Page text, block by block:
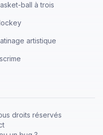
ball à trois
artistique
droits réservés